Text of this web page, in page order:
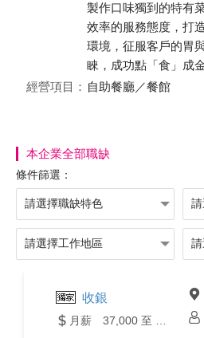
製作口味獨到的特有
效率的服務態度，打
環境，征服客戶的胃
睞，成功點「食」成金
經營項目： 自助餐廳／餐館
本企業全部職缺
條件篩選：
收銀